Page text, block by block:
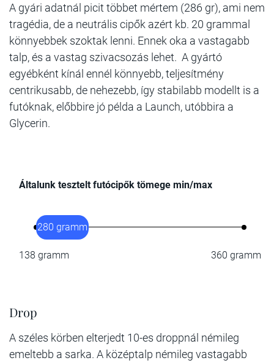
A gyári adatnál picit többet mértem (286 gr), ami nem
tragédia, de a neutrális cipők azért kb. 20 grammal
könnyebbek szoktak lenni. Ennek oka a vastagabb
talp, és a vastag szivacsozás lehet. A gyártó
egyébként kínál ennél könnyebb, teljesítmény
centrikusabb, de nehezebb, így stabilabb modellt is a
futóknak, előbbire jó példa a Launch, utóbbira a
Glycerin.
Általunk tesztelt futócipők tömege min/max
138 gramm
280 gramm
360 gramm
Drop
A széles körben elterjedt 10-es droppnál némileg
emeltebb a sarka. A középtalp némileg vastagabb